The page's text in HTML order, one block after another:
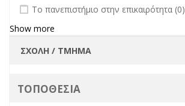
undefined
Το πανεπιστήμιο στην επικαιρότητα (0)
Show more
ΤΟΠΟΘΕΣΙΑ